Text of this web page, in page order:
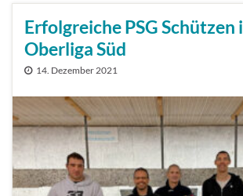
Erfolgreiche PSG Schützen
Oberliga Süd
14. Dezember 2021